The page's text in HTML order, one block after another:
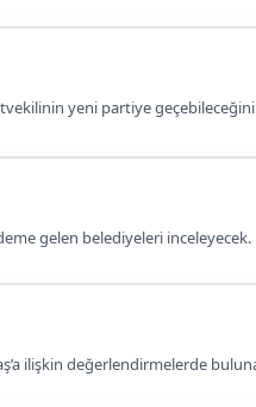
yeni partiye
gelen belediyeleri
ilişkin değerlendirmelerde